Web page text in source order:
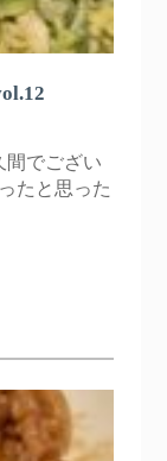
間でござい
たと思った